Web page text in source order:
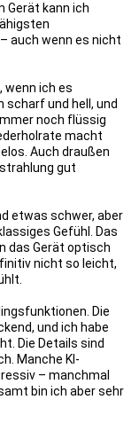
Gerät kann ich
auch wenn es nicht
wenn ich es
scharf und hell, und
noch flüssig
macht
Auch draußen
gut
etwas schwer, aber
Gefühl. Das
das Gerät optisch
nicht so leicht,
Die
und ich habe
Die Details sind
Manche KI-
– manchmal
bin ich aber sehr